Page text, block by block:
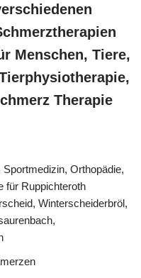
Menschen, Tiere,
Therapie
Orthopädie,
für Ruppichteroth
Winterscheiderbröl,